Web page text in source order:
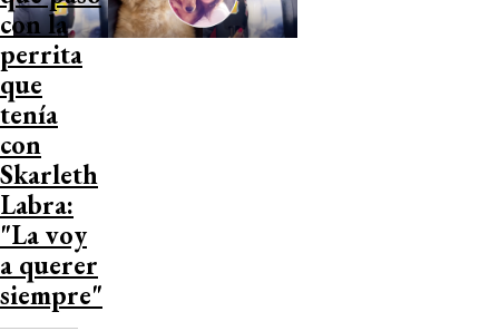
con la
perrita
que
tenía
con
Skarleth
Labra:
"La voy
a querer
siempre"